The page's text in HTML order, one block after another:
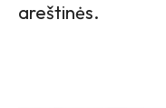
areštinės.